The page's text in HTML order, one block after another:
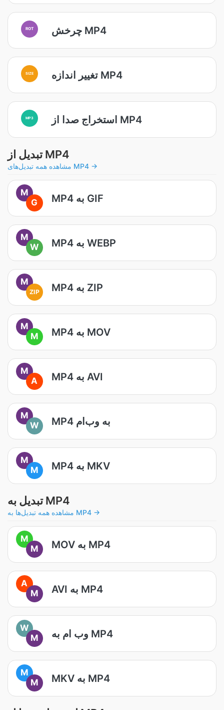
ROT چرخش MP4
SIZE تغییر اندازه MP4
MP3 استخراج صدا از MP4
تبدیل از MP4
مشاهده همه تبدیل‌های MP4 →
M
G
MP4 به GIF
M
W
MP4 به WEBP
M
ZIP MP4 به ZIP
M
M
MP4 به MOV
M
A
MP4 به AVI
M
W
MP4 به وب‌ام
M
M
MP4 به MKV
تبدیل به MP4
مشاهده همه تبدیل‌ها به MP4 →
M
M
MOV به MP4
A
M
AVI به MP4
W
M
وب ام به MP4
M
M
MKV به MP4